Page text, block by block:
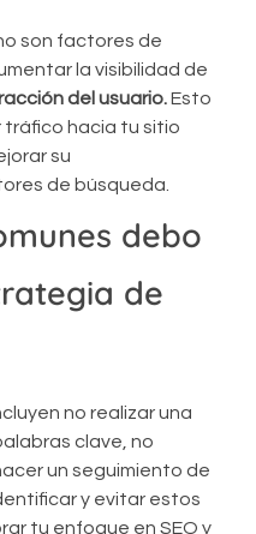
son factores de
la visibilidad de
del usuario.Esto
tráfico hacia tu sitio
su
de búsqueda.
debo
de
no realizar una
clave, no
un seguimiento de
y evitar estos
tu enfoque en SEO y